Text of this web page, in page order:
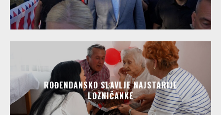
ROĐENDANSKO SLAVLJE NAJSTARIJE
LOZNIČANKE